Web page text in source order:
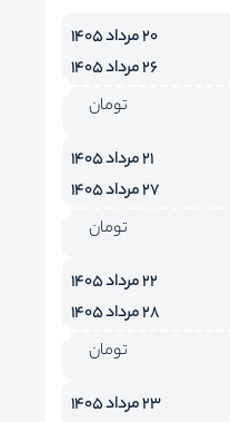
20 مرداد 1405
26 مرداد 1405
تومان
21 مرداد 1405
27 مرداد 1405
تومان
22 مرداد 1405
28 مرداد 1405
تومان
23 مرداد 1405